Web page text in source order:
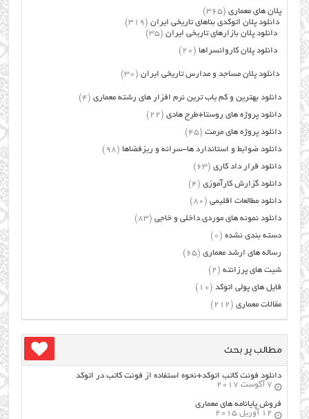
پلان های معماری (365)
دانلود پلان اتوکدی بناهای تاریخی ایران (319)
دانلود پلان بازارهای تاریخی ایران (35)
دانلود پلان کاروانسراها (20)
دانلود پلان مساجد و مدارس تاریخی ایران (30)
دانلود بهترین و کم یاب ترین نرم افزار های رشته معماری (4)
دانلود پروژه های روستا+طرح هادی (22)
دانلود پروژه های مرمت (45)
دانلود ضوابط و استاندارد ها-سرانه و ریزفضاها (98)
دانلود قرار داد کاری (63)
دانلود گزارش کارآموزی (4)
دانلود مطالعات اقلیمی (80)
دانلود نمونه های موردی داخلی و خاجی (83)
دسته بندی نشده (0)
رساله های ارشد معماری (65)
شیت های پرزانته (2)
فایل های پولی اتوکد (10)
مقالات معماری (212)
مطالب پر بحث
دانلود فونت کاتب اتوکد+نحوه استفاده از فونت کاتب در اتوکد
7 آگوست 2017
فروش پایانامه های معماری
12 آوریل 2015